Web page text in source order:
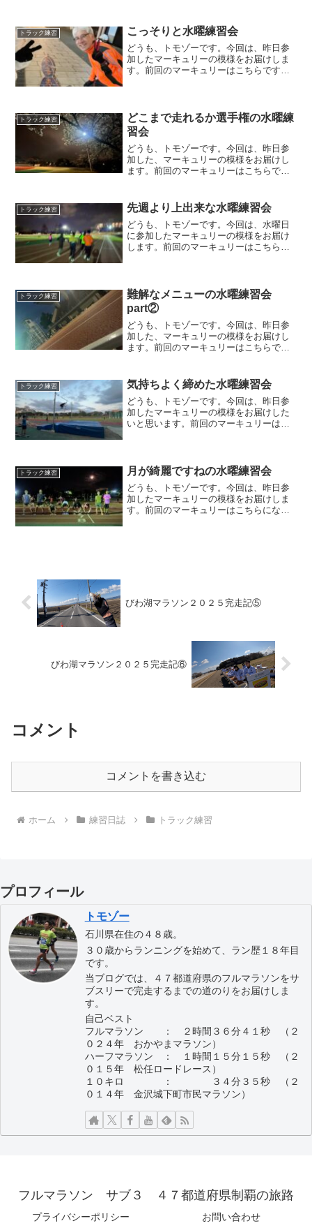
トラック練習 こっそりと水曜練習会
どうも、トモゾーです。今回は、昨日参
加したマーキュリーの模様をお届けしま
す。前回のマーキュリーはこちらです。
トラックが使えない、おそ...
トラック練習
どこまで走れるか選手権の水曜練
習会
どうも、トモゾーです。今回は、昨日参
加した、マーキュリーの模様をお届けし
ます。前回のマーキュリーはこちらで
多く、今回のマーキュリーの参加者は少
なめでした。しかも、参加者...
トラック練習 先週より上出来な水曜練習会
どうも、トモゾーです。今回は、水曜日
に参加したマーキュリーの模様をお届け
します。前回のマーキュリーはこちらに
０秒／キロでした。私は、...
トラック練習
難解なメニューの水曜練習会
part②
どうも、トモゾーです。今回は、昨日参
加した、マーキュリーの模様をお届けし
ます。前回のマーキュリーはこちらで
００m＋１，０００m＋２００mを走るの
ですが、まず順番が覚え...
トラック練習 気持ちよく締めた水曜練習会
どうも、トモゾーです。今回は、昨日参
加したマーキュリーの模様をお届けした
いと思います。前回のマーキュリーはこ
るだけ頑張らない練習にし...
トラック練習 月が綺麗ですねの水曜練習会
どうも、トモゾーです。今回は、昨日参
加したマーキュリーの模様をお届けしま
す。前回のマーキュリーはこちらになり
びわ湖マラソン２０２５完走記⑤
びわ湖マラソン２０２５完走記⑥
コメント
コメントを書き込む
ホーム 練習日誌 トラック練習
プロフィール
トモゾー
石川県在住の４８歳。
３０歳からランニングを始めて、ラン歴１８年目
です。
当ブログでは、４７都道府県のフルマラソンをサ
ブスリーで完走するまでの道のりをお届けしま
す。
自己ベスト
フルマラソン ： ２時間３６分４１秒 （２
０２４年 おかやまマラソン）
ハーフマラソン ： １時間１５分１５秒 （２
０１５年 松任ロードレース）
１０キロ ： ３４分３５秒 （２
０１４年 金沢城下町市民マラソン）
フルマラソン サブ３ ４７都道府県制覇の旅路
プライバシーポリシー お問い合わせ